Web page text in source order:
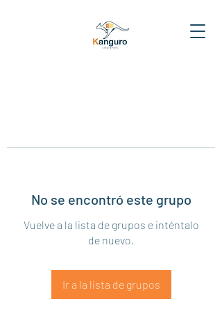
No se encontró este grupo
Vuelve a la lista de grupos e inténtalo
de nuevo.
Ir a la lista de grupos